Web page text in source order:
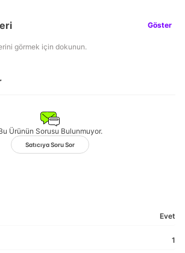
Göster
görmek için dokunun.
Ürünün Sorusu Bulunmuyor.
Satıcıya Soru Sor
Evet
1